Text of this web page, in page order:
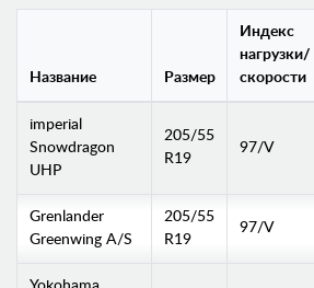
Название Размер
Индекс
нагрузки/
скорости
imperial
Snowdragon
UHP
205/55
R19
97/V
Grenlander
Greenwing A/S
205/55
R19
97/V